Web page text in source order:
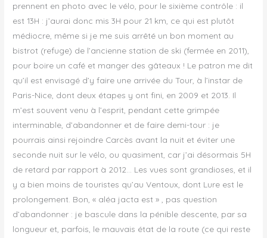
prennent en photo avec le vélo, pour le sixième contrôle : il
est 13H : j’aurai donc mis 3H pour 21 km, ce qui est plutôt
médiocre, même si je me suis arrêté un bon moment au
bistrot (refuge) de l’ancienne station de ski (fermée en 2011),
pour boire un café et manger des gâteaux ! Le patron me dit
qu’il est envisagé d’y faire une arrivée du Tour, à l’instar de
Paris-Nice, dont deux étapes y ont fini, en 2009 et 2013. Il
m’est souvent venu à l’esprit, pendant cette grimpée
interminable, d’abandonner et de faire demi-tour : je
pourrais ainsi rejoindre Carcès avant la nuit et éviter une
seconde nuit sur le vélo, ou quasiment, car j’ai désormais 5H
de retard par rapport à 2012… Les vues sont grandioses, et il
y a bien moins de touristes qu’au Ventoux, dont Lure est le
prolongement. Bon, « aléa jacta est » , pas question
d’abandonner : je bascule dans la pénible descente, par sa
longueur et, parfois, le mauvais état de la route (ce qui reste